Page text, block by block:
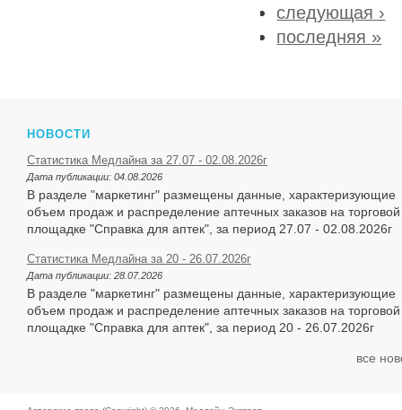
следующая ›
последняя »
НОВОСТИ
Статистика Медлайна за 27.07 - 02.08.2026г
Дата публикации: 04.08.2026
В разделе "маркетинг" размещены данные, характеризующие
объем продаж и распределение аптечных заказов на торговой
площадке "Справка для аптек", за период 27.07 - 02.08.2026г
Статистика Медлайна за 20 - 26.07.2026г
Дата публикации: 28.07.2026
В разделе "маркетинг" размещены данные, характеризующие
объем продаж и распределение аптечных заказов на торговой
площадке "Справка для аптек", за период 20 - 26.07.2026г
все